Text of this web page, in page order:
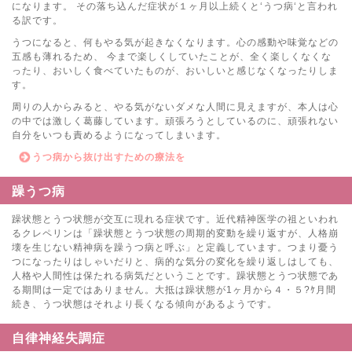
になります。 その落ち込んだ症状が１ヶ月以上続くと‘うつ病‘と言われ
る訳です。
うつになると、何もやる気が起きなくなります。心の感動や味覚などの
五感も薄れるため、 今まで楽しくしていたことが、全く楽しくなくな
ったり、おいしく食べていたものが、おいしいと感じなくなったりしま
す。
周りの人からみると、やる気がないダメな人間に見えますが、本人は心
の中では激しく葛藤しています。頑張ろうとしているのに、頑張れない
自分をいつも責めるようになってしまいます。
うつ病から抜け出すための療法を
躁うつ病
躁状態とうつ状態が交互に現れる症状です。近代精神医学の祖といわれ
るクレペリンは「躁状態とうつ状態の周期的変動を繰り返すが、人格崩
壊を生じない精神病を躁うつ病と呼ぶ」と定義しています。つまり憂う
つになったりはしゃいだりと、病的な気分の変化を繰り返しはしても、
人格や人間性は保たれる病気だということです。躁状態とうつ状態であ
る期間は一定ではありません。大抵は躁状態が1ヶ月から４・５?ｹ月間
続き、うつ状態はそれより長くなる傾向があるようです。
自律神経失調症